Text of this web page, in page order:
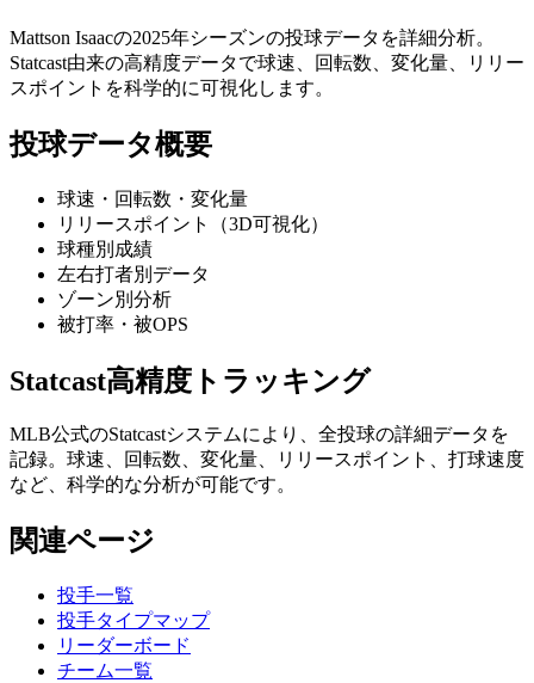
Mattson Isaacの2025年シーズンの投球データを詳細分析。
Statcast由来の高精度データで球速、回転数、変化量、リリー
スポイントを科学的に可視化します。
投球データ概要
球速・回転数・変化量
リリースポイント（3D可視化）
球種別成績
左右打者別データ
ゾーン別分析
被打率・被OPS
Statcast高精度トラッキング
MLB公式のStatcastシステムにより、全投球の詳細データを
記録。球速、回転数、変化量、リリースポイント、打球速度
など、科学的な分析が可能です。
関連ページ
投手一覧
投手タイプマップ
リーダーボード
チーム一覧